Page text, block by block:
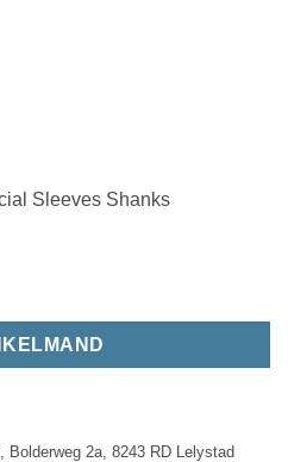
Sleeves Shanks
Bolderweg 2a, 8243 RD Lelystad